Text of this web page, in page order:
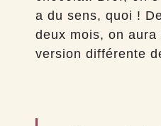
a du sens, quoi !
deux mois, on aura
version différente